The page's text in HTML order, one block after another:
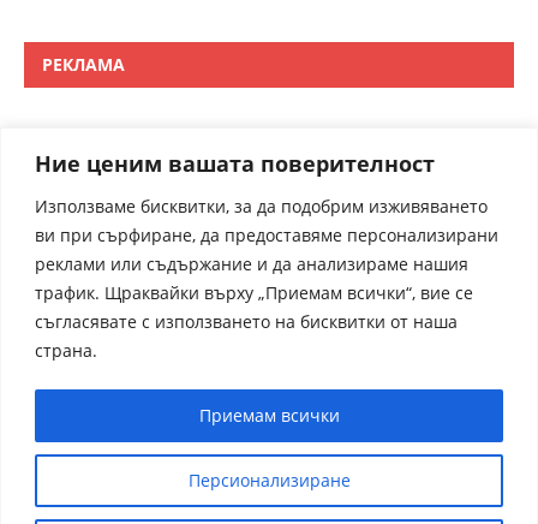
Ние ценим вашата поверителност
Използваме бисквитки, за да подобрим изживяването
ви при сърфиране, да предоставяме персонализирани
реклами или съдържание и да анализираме нашия
трафик. Щраквайки върху „Приемам всички“, вие се
съгласявате с използването на бисквитки от наша
страна.
Персионализиране
Приемам всички
РЕКЛАМА